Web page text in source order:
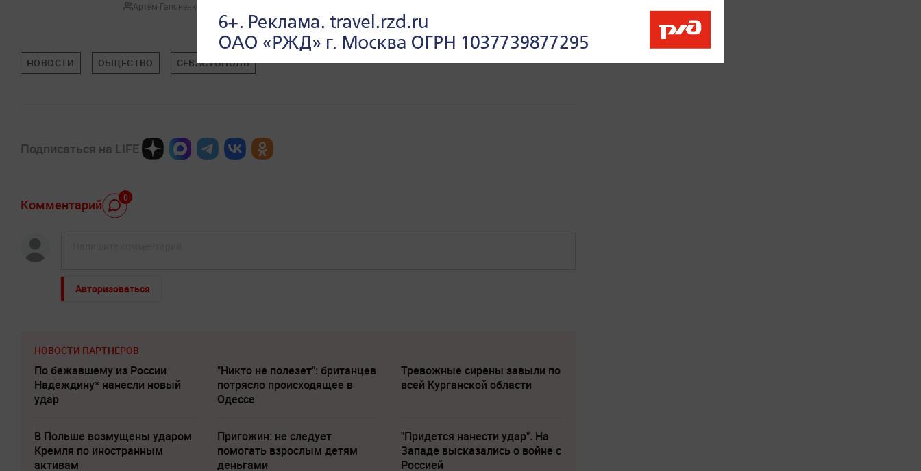
Артём Гапоненко
НОВОСТИ ОБЩЕСТВО СЕВАСТОПОЛЬ
Подписаться на LIFE
Комментарий 0
Авторизоваться
НОВОСТИ ПАРТНЕРОВ
По бежавшему из России
Надеждину* нанесли новый
удар
"Никто не полезет": британцев
потрясло происходящее в
Одессе
Тревожные сирены завыли по
всей Курганской области
В Польше возмущены ударом
Кремля по иностранным
активам
Пригожин: не следует
помогать взрослым детям
деньгами
"Придется нанести удар". На
Западе высказались о войне с
Россией